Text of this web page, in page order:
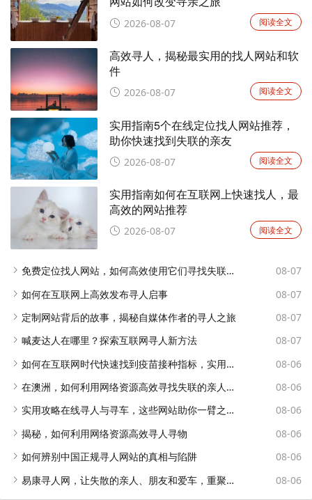
2026-08-07 阅读全文
高效寻人，揭秘最实用的找人网站和软
件
2026-08-07 阅读全文
实用指南5个在线定位找人网站推荐，
助你快速找到失联的亲友
2026-08-07 阅读全文
实用指南如何在互联网上快速找人，最
高效的网站推荐
2026-08-07 阅读全文
免费定位找人网站，如何高效使用它们寻找失联亲友
08-07
如何在互联网上高效发布寻人启事
08-07
定制网站背后的故事，揭秘自媒体作者的寻人之旅
08-07
喊麦达人在哪里？探索互联网寻人新方法
08-07
如何在互联网时代快速找到疫苗接种指标，实用查询网站指南
08-06
在澳洲，如何利用网络资源高效寻找失联的亲人和朋友
08-06
实用攻略在线寻人与寻车，这些网站助你一臂之力！
08-06
揭秘，如何利用网络资源高效寻人寻物
08-06
如何辨别中国正规寻人网站的真相与陷阱
08-06
易康寻人网，让失散的亲人、朋友和爱车，重聚在希望的彼岸
08-06